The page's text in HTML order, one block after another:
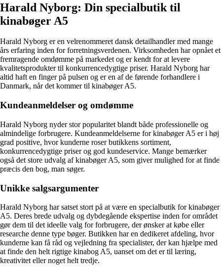
Harald Nyborg: Din specialbutik til
kinabøger A5
Harald Nyborg er en velrenommeret dansk detailhandler med mange
års erfaring inden for forretningsverdenen. Virksomheden har opnået et
fremragende omdømme på markedet og er kendt for at levere
kvalitetsprodukter til konkurrencedygtige priser. Harald Nyborg har
altid haft en finger på pulsen og er en af de førende forhandlere i
Danmark, når det kommer til kinabøger A5.
Kundeanmeldelser og omdømme
Harald Nyborg nyder stor popularitet blandt både professionelle og
almindelige forbrugere. Kundeanmeldelserne for kinabøger A5 er i høj
grad positive, hvor kunderne roser butikkens sortiment,
konkurrencedygtige priser og god kundeservice. Mange bemærker
også det store udvalg af kinabøger A5, som giver mulighed for at finde
præcis den bog, man søger.
Unikke salgsargumenter
Harald Nyborg har satset stort på at være en specialbutik for kinabøger
A5. Deres brede udvalg og dybdegående ekspertise inden for området
gør dem til det ideelle valg for forbrugere, der ønsker at købe eller
researche denne type bøger. Butikken har en dedikeret afdeling, hvor
kunderne kan få råd og vejledning fra specialister, der kan hjælpe med
at finde den helt rigtige kinabog A5, uanset om det er til læring,
kreativitet eller noget helt tredje.